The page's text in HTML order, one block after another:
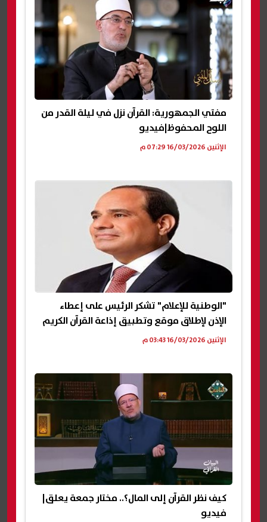
مفتي الجمهورية: القرآن نزل في ليلة القدر من
اللوح المحفوظ|فيديو
الإثنين 16/03/2026 07:29 م
"الوطنية للإعلام" تشكر الرئيس على إعطاء
الإذن لإطلاق موقع وتطبيق إذاعة القرآن الكريم
الإثنين 16/03/2026 03:43 م
كيف نظر القرآن إلى المال؟.. مختار جمعة يعلق|
فيديو